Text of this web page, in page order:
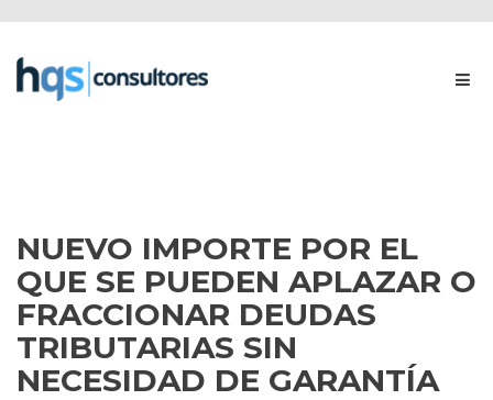
NUEVO IMPORTE POR EL
QUE SE PUEDEN APLAZAR O
FRACCIONAR DEUDAS
TRIBUTARIAS SIN
NECESIDAD DE GARANTÍA